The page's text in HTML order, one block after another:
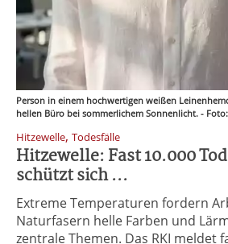
Person in einem hochwertigen weißen
hellen Büro bei sommerlichem Sonnenlicht. -
Hitzewelle, Todesfälle
Hitzewelle: Fast 10.000
schützt sich ...
Extreme Temperaturen fordern
Naturfasern helle Farben und
zentrale Themen. Das RKI meldet